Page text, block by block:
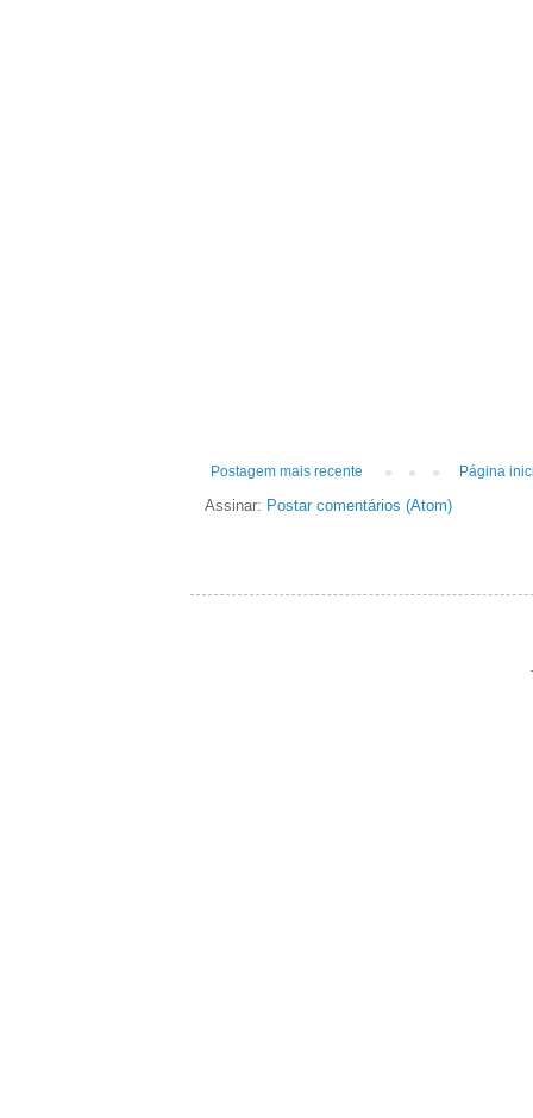
Postagem mais recente Página
Assinar: Postar comentários (Atom)